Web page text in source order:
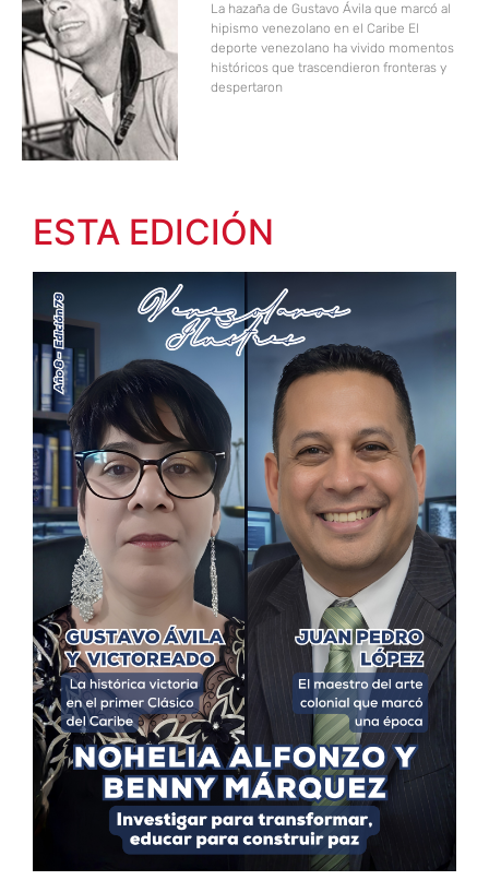
La hazaña de Gustavo Ávila que marcó al
hipismo venezolano en el Caribe El
deporte venezolano ha vivido momentos
históricos que trascendieron fronteras y
despertaron
ESTA EDICIÓN